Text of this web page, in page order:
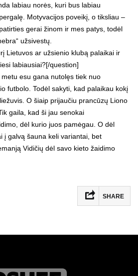
labiau norės, kuri bus labiau
Motyvacijos poveikį, o tiksliau –
gerai žinom ir mes patys, todėl
užsivestų.
Lietuvos ar užsienio klubą palaikai ir
labiausiai?[/question]
esu gana nutolęs tiek nuo
futbolo. Todėl sakyti, kad palaikau kokį
O šiaip prijaučiu prancūzų Liono
gaila, kad ši jau senokai
dėl kurio juos pamėgau. O dėl
į galvą šauna keli variantai, bet
Vidičių dėl savo kieto žaidimo
SHARE